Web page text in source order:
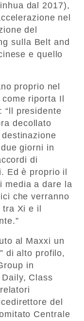
dal 2017),
nel
del
sulla Belt and
e quello
proprio nel
riporta Il
“ll presidente
decollato
giorni in
di
Ed è proprio il
media a dare la
che verranno
Xi e il
al Maxxi un
di alto profilo,
in
Class
del
Centrale